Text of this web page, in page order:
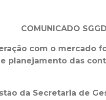
COMUNICADO
com o mercado
planejamento das
da Secretaria de